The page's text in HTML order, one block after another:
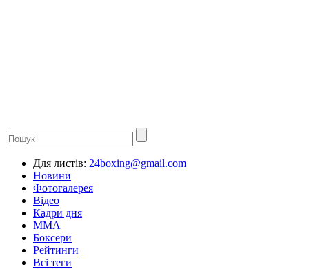
Для листів: 24boxing@gmail.com
Новини
Фотогалерея
Відео
Кадри дня
ММА
Боксери
Рейтинги
Всі теги